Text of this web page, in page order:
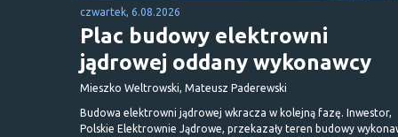
czwartek, 6.08.2026
Plac budowy elektrowni
jądrowej oddany wykonawcy
Mieszko Weltrowski, Mateusz Paderewski
Budowa elektrowni jądrowej wkracza w kolejną fazę. Inwestor,
Polskie Elektrownie Jądrowe, przekazały teren budowy